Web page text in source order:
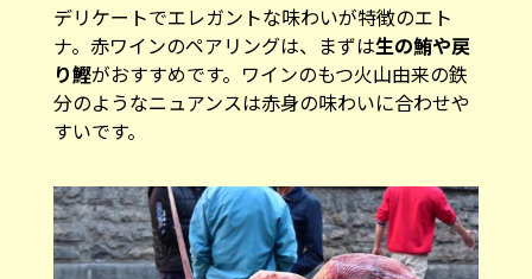
デリケートでエレガントな味わいが特徴のエト
ナ。赤ワインのペアリングは、まずは生の鮪や戻
り鰹がおすすめです。ワインのもつ火山由来の鉄
分のようなニュアンスは赤身の味わいに合わせや
すいです。